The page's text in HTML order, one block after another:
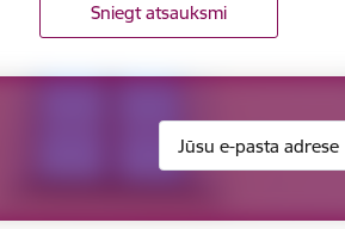
Sniegt atsauksmi